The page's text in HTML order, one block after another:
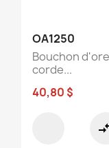
OA1250
Bouchon
corde...
40,80 $